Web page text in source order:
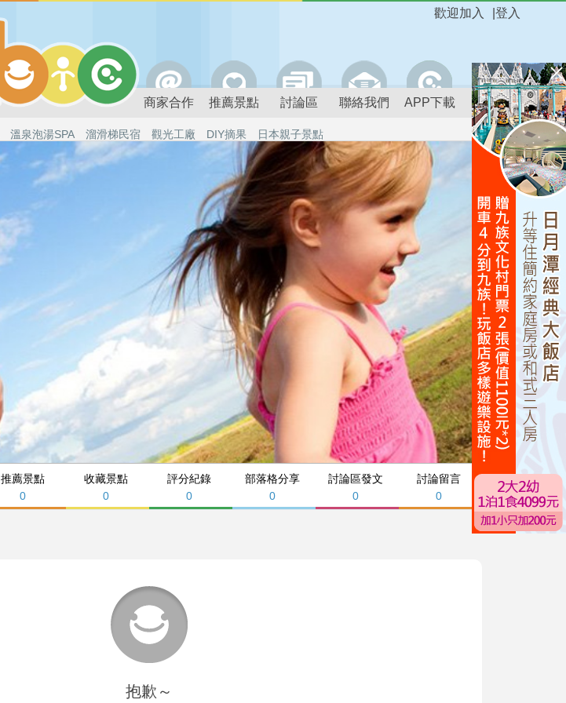
登入
歡迎加入
商家合作 推薦景點 討論區 聯絡我們 APP下載
溫泉泡湯SPA 溜滑梯民宿 觀光工廠 DIY摘果 日本親子景點
推薦景點
0
收藏景點
0
評分紀錄
0
部落格分享
0
討論區發文
0
討論留言
0
抱歉～